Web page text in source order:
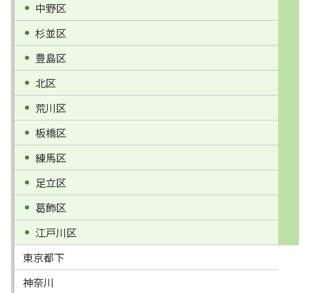
中野区
杉並区
豊島区
北区
荒川区
板橋区
練馬区
足立区
葛飾区
江戸川区
東京都下
神奈川